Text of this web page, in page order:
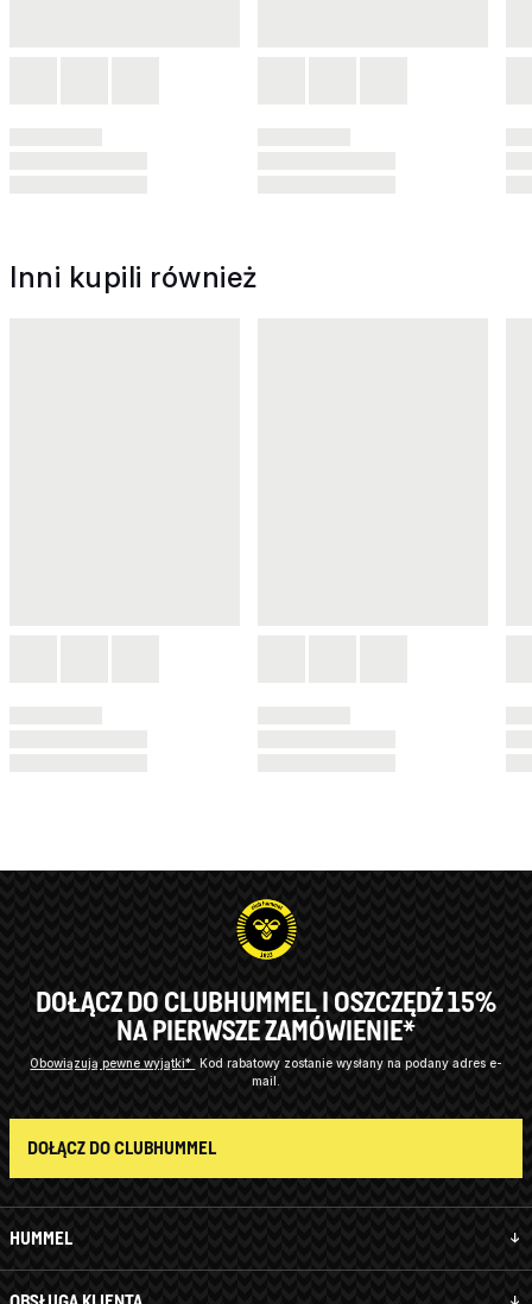
Inni kupili również
HUMMEL
DOŁĄCZ DO CLUBHUMMEL I OSZCZĘDŹ 15%
NA PIERWSZE ZAMÓWIENIE*
Obowiązują pewne wyjątki* Kod rabatowy zostanie wysłany na podany adres e-
mail.
DOŁĄCZ DO CLUBHUMMEL